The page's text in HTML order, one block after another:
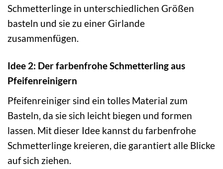
Schmetterlinge in unterschiedlichen Größen
basteln und sie zu einer Girlande
zusammenfügen.
Idee 2: Der farbenfrohe Schmetterling aus
Pfeifenreinigern
Pfeifenreiniger sind ein tolles Material zum
Basteln, da sie sich leicht biegen und formen
lassen. Mit dieser Idee kannst du farbenfrohe
Schmetterlinge kreieren, die garantiert alle Blicke
auf sich ziehen.